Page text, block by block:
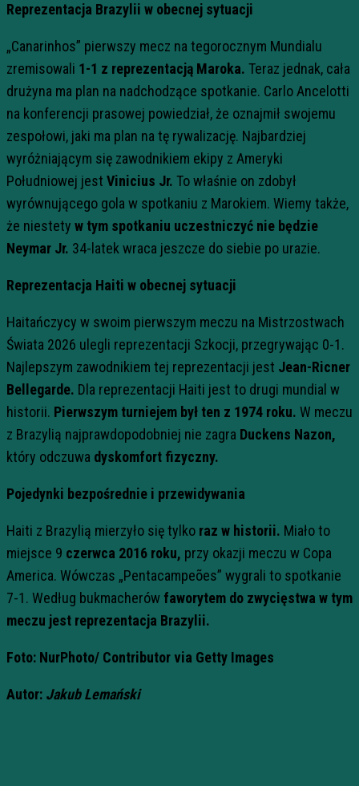
Reprezentacja Brazylii w obecnej sytuacji
„Canarinhos” pierwszy mecz na tegorocznym Mundialu
zremisowali 1-1 z reprezentacją Maroka. Teraz jednak, cała
drużyna ma plan na nadchodzące spotkanie. Carlo Ancelotti
na konferencji prasowej powiedział, że oznajmił swojemu
zespołowi, jaki ma plan na tę rywalizację. Najbardziej
wyróżniającym się zawodnikiem ekipy z Ameryki
Południowej jest Vinicius Jr. To właśnie on zdobył
wyrównującego gola w spotkaniu z Marokiem. Wiemy także,
że niestety w tym spotkaniu uczestniczyć nie będzie
Neymar Jr. 34-latek wraca jeszcze do siebie po urazie.
Reprezentacja Haiti w obecnej sytuacji
Haitańczycy w swoim pierwszym meczu na Mistrzostwach
Świata 2026 ulegli reprezentacji Szkocji, przegrywając 0-1.
Najlepszym zawodnikiem tej reprezentacji jest Jean-Ricner
Bellegarde. Dla reprezentacji Haiti jest to drugi mundial w
historii. Pierwszym turniejem był ten z 1974 roku. W meczu
z Brazylią najprawdopodobniej nie zagra Duckens Nazon,
który odczuwa dyskomfort fizyczny.
Pojedynki bezpośrednie i przewidywania
Haiti z Brazylią mierzyło się tylko raz w historii. Miało to
miejsce 9 czerwca 2016 roku, przy okazji meczu w Copa
America. Wówczas „Pentacampeões” wygrali to spotkanie
7-1. Według bukmacherów faworytem do zwycięstwa w tym
meczu jest reprezentacja Brazylii.
Foto: NurPhoto/ Contributor via Getty Images
Autor: Jakub Lemański